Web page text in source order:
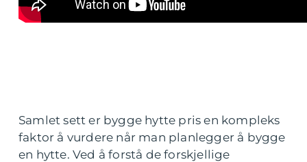
Samlet sett er bygge hytte pris en kompleks
faktor å vurdere når man planlegger å bygge
en hytte. Ved å forstå de forskjellige